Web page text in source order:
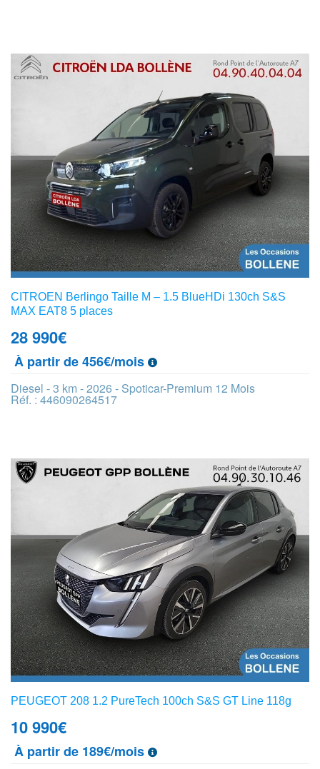
CITROEN Berlingo Taille M – 1.5 BlueHDi 130ch S&S
MAX EAT8 5 places
28 990€
À partir de 456€/mois
Diesel - 3 km - 2026 - Spoticar-Premium 12 Mois
Réf. : 446090264517
PEUGEOT 208 1.2 PureTech 100ch S&S GT Line 118g
10 990€
À partir de 189€/mois